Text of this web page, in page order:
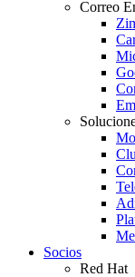
Correo
Socios
Red Hat